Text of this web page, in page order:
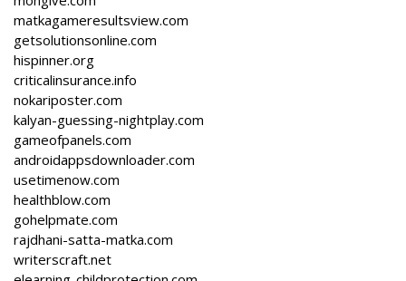
matkagameresultsview.com
getsolutionsonline.com
hispinner.org
criticalinsurance.info
nokariposter.com
kalyan-guessing-nightplay.com
gameofpanels.com
androidappsdownloader.com
usetimenow.com
healthblow.com
gohelpmate.com
rajdhani-satta-matka.com
writerscraft.net